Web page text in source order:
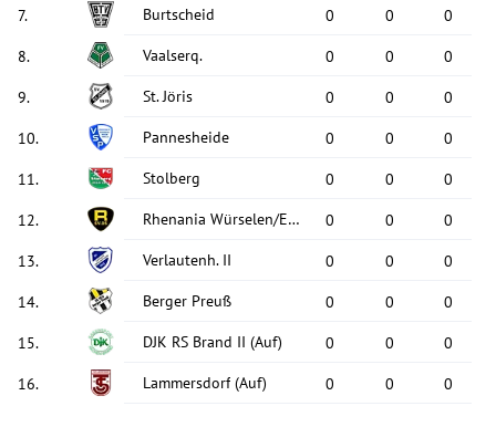
7. Burtscheid 0 0 0
8. Vaalserq. 0 0 0
9. St. Jöris 0 0 0
10. Pannesheide 0 0 0
11. Stolberg 0 0 0
12. Rhenania Würselen/Euchen 0 0 0
13. Verlautenh. II 0 0 0
14. Berger Preuß 0 0 0
15. DJK RS Brand II (Auf) 0 0 0
16. Lammersdorf (Auf) 0 0 0